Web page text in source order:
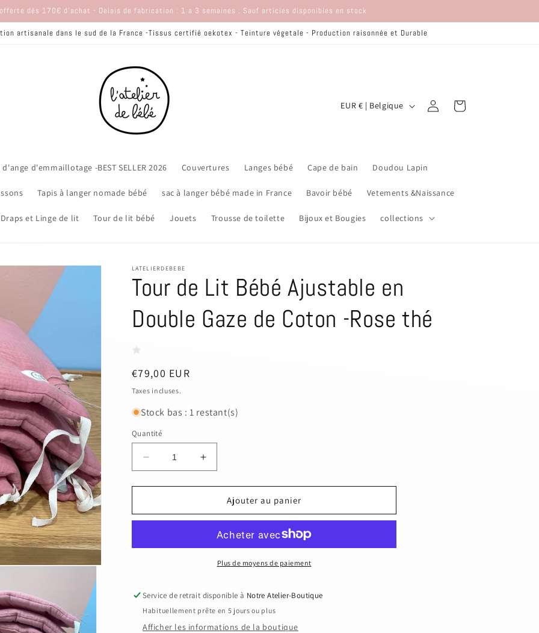
dès 170€ d'achat - Delais de fabrication : 1 a 3 semaines . Sauf articles disponibles en stock
artisanale dans le sud de la France -Tissus certifié oekotex - Teinture végetale - Production raisonnée et Durable
d'ange d'emmaillotage -BEST SELLER 2026 Couvertures Langes bébé Cape de bain Doudou Lapin
Tapis à langer nomade bébé sac à langer bébé made in France Bavoir bébé Vetements &Naissance
Draps et Linge de lit Tour de lit bébé Jouets Trousse de toilette Bijoux et Bougies collections
/
r
é
n
EUR € | Belgique Connexion Panier
LATELIERDEBEBE
Tour de Lit Bébé Ajustable en
Double Gaze de Coton -Rose thé
Prix
habituel
€79,00 EUR
Taxes incluses.
Stock bas : 1 restant(s)
Quantité
Réduire
la
quantité
Tour
Bébé
Gaze
de
Coton
Augmenter
la
quantité
Tour
Bébé
Ajustable
Gaze
de
Coton
Ajouter au panier
Plus de moyens de paiement
Service de retrait disponible à Notre Atelier-Boutique
Habituellement prête en 5 jours ou plus
Afficher les informations de la boutique